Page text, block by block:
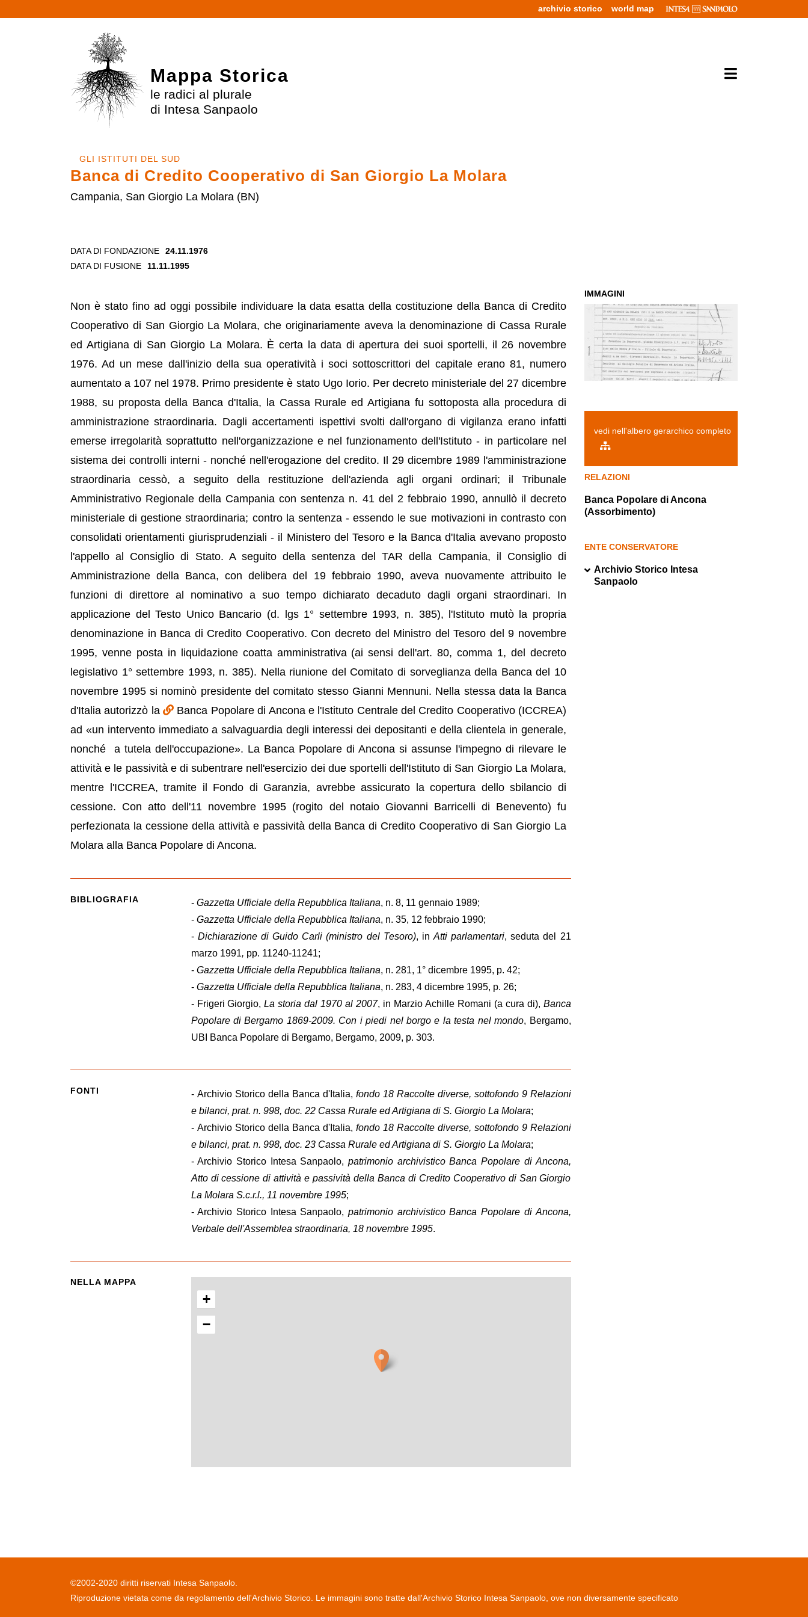
archivio storico world map
Mappa Storica
le radici al plurale
di Intesa Sanpaolo
GLI ISTITUTI DEL SUD
Banca di Credito Cooperativo di San Giorgio La Molara
Campania, San Giorgio La Molara (BN)
DATA DI FONDAZIONE
24.11.1976
DATA DI FUSIONE
11.11.1995
Non è stato fino ad oggi possibile individuare la data esatta della costituzione della Banca di Credito
Cooperativo di San Giorgio La Molara, che originariamente aveva la denominazione di Cassa Rurale
ed Artigiana di San Giorgio La Molara. È certa la data di apertura dei suoi sportelli, il 26 novembre
1976. Ad un mese dall'inizio della sua operatività i soci sottoscrittori del capitale erano 81, numero
aumentato a 107 nel 1978. Primo presidente è stato Ugo Iorio. Per decreto ministeriale del 27 dicembre
1988, su proposta della Banca d'Italia, la Cassa Rurale ed Artigiana fu sottoposta alla procedura di
amministrazione straordinaria. Dagli accertamenti ispettivi svolti dall'organo di vigilanza erano infatti
emerse irregolarità soprattutto nell'organizzazione e nel funzionamento dell'Istituto - in particolare nel
sistema dei controlli interni - nonché nell'erogazione del credito. Il 29 dicembre 1989 l'amministrazione
straordinaria cessò, a seguito della restituzione dell'azienda agli organi ordinari; il Tribunale
Amministrativo Regionale della Campania con sentenza n. 41 del 2 febbraio 1990, annullò il decreto
ministeriale di gestione straordinaria; contro la sentenza - essendo le sue motivazioni in contrasto con
consolidati orientamenti giurisprudenziali - il Ministero del Tesoro e la Banca d'Italia avevano proposto
l'appello al Consiglio di Stato. A seguito della sentenza del TAR della Campania, il Consiglio di
Amministrazione della Banca, con delibera del 19 febbraio 1990, aveva nuovamente attribuito le
funzioni di direttore al nominativo a suo tempo dichiarato decaduto dagli organi straordinari. In
applicazione del Testo Unico Bancario (d. lgs 1° settembre 1993, n. 385), l'Istituto mutò la propria
denominazione in Banca di Credito Cooperativo. Con decreto del Ministro del Tesoro del 9 novembre
1995, venne posta in liquidazione coatta amministrativa (ai sensi dell'art. 80, comma 1, del decreto
legislativo 1° settembre 1993, n. 385). Nella riunione del Comitato di sorveglianza della Banca del 10
novembre 1995 si nominò presidente del comitato stesso Gianni Mennuni. Nella stessa data la Banca
d'Italia autorizzò la
Banca Popolare di Ancona e l'Istituto Centrale del Credito Cooperativo (ICCREA)
ad «un intervento immediato a salvaguardia degli interessi dei depositanti e della clientela in generale,
nonché a tutela dell'occupazione». La Banca Popolare di Ancona si assunse l'impegno di rilevare le
attività e le passività e di subentrare nell'esercizio dei due sportelli dell'Istituto di San Giorgio La Molara,
mentre l'ICCREA, tramite il Fondo di Garanzia, avrebbe assicurato la copertura dello sbilancio di
cessione. Con atto dell'11 novembre 1995 (rogito del notaio Giovanni Barricelli di Benevento) fu
perfezionata la cessione della attività e passività della Banca di Credito Cooperativo di San Giorgio La
Molara alla Banca Popolare di Ancona.
IMMAGINI
vedi nell'albero gerarchico completo
RELAZIONI
Banca Popolare di Ancona
(Assorbimento)
ENTE CONSERVATORE
Archivio Storico Intesa
Sanpaolo
BIBLIOGRAFIA - Gazzetta Ufficiale della Repubblica Italiana, n. 8, 11 gennaio 1989;
- Gazzetta Ufficiale della Repubblica Italiana, n. 35, 12 febbraio 1990;
- Dichiarazione di Guido Carli (ministro del Tesoro), in Atti parlamentari, seduta del 21
marzo 1991, pp. 11240-11241;
-Gazzetta Ufficiale della Repubblica Italiana, n. 281, 1° dicembre 1995, p. 42;
- Gazzetta Ufficiale della Repubblica Italiana, n. 283, 4 dicembre 1995, p. 26;
- Frigeri Giorgio,La storia dal 1970 al 2007, in Marzio Achille Romani (a cura di), Banca
Popolare di Bergamo 1869-2009. Con i piedi nel borgo e la testa nel mondo, Bergamo,
UBI Banca Popolare di Bergamo, Bergamo, 2009, p. 303.
FONTI - Archivio Storico della Banca d'Italia, fondo 18 Raccolte diverse, sottofondo 9 Relazioni
e bilanci, prat. n. 998, doc. 22 Cassa Rurale ed Artigiana di S. Giorgio La Molara;
- Archivio Storico della Banca d'Italia, fondo 18 Raccolte diverse, sottofondo 9 Relazioni
e bilanci, prat. n. 998, doc. 23 Cassa Rurale ed Artigiana di S. Giorgio La Molara;
- Archivio Storico Intesa Sanpaolo,patrimonio archivistico Banca Popolare di Ancona,
Atto di cessione di attività e passività della Banca di Credito Cooperativo di San Giorgio
La Molara S.c.r.l., 11 novembre 1995;
- Archivio Storico Intesa Sanpaolo,patrimonio archivistico Banca Popolare di Ancona,
Verbale dell'Assemblea straordinaria, 18 novembre 1995.
NELLA MAPPA
+
−
©2002-2020 diritti riservati Intesa Sanpaolo.
Riproduzione vietata come da regolamento dell'Archivio Storico. Le immagini sono tratte dall'Archivio Storico Intesa Sanpaolo, ove non diversamente specificato